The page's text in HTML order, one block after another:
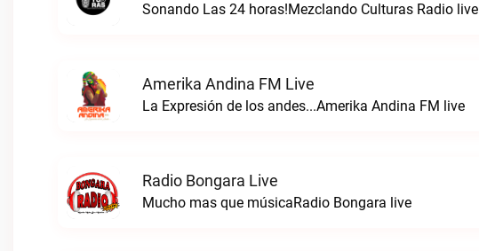
Sonando Las 24 horas!Mezclando Culturas Radio live
Amerika Andina FM Live
La Expresión de los andes...Amerika Andina FM live
Radio Bongara Live
Mucho mas que músicaRadio Bongara live